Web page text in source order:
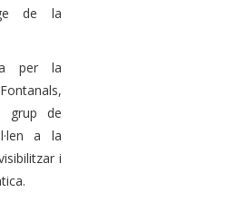
de la
per la
grup de
a la
i